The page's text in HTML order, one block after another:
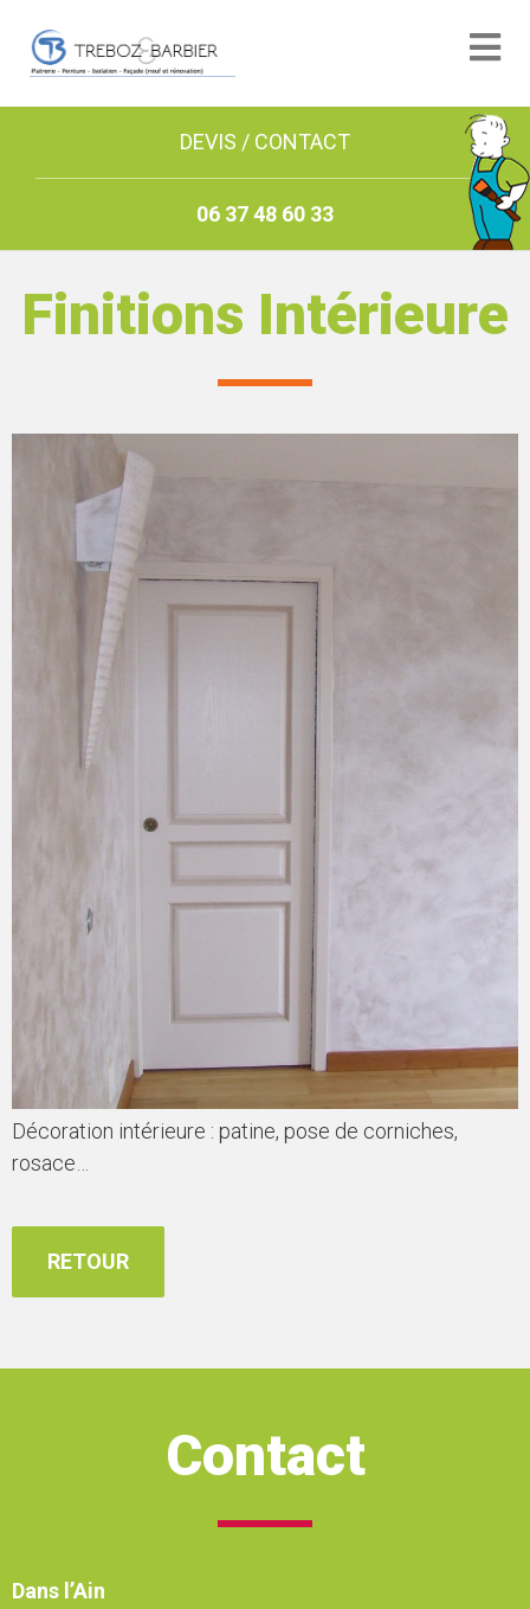
DEVIS / CONTACT
06 37 48 60 33
Finitions Intérieure
Décoration intérieure : patine, pose de corniches,
rosace…
RETOUR
Contact
Dans l’Ain